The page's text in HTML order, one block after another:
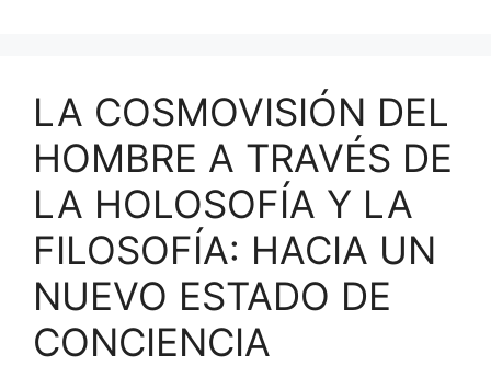
LA COSMOVISIÓN DEL
HOMBRE A TRAVÉS DE
LA HOLOSOFÍA Y LA
FILOSOFÍA: HACIA UN
NUEVO ESTADO DE
CONCIENCIA